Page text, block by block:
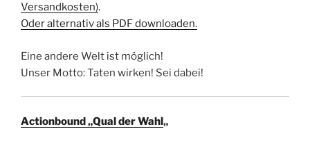
Versandkosten).
Oder alternativ als PDF downloaden.
Eine andere Welt ist möglich!
Unser Motto: Taten wirken! Sei dabei!
Actionbound „Qual der Wahl„